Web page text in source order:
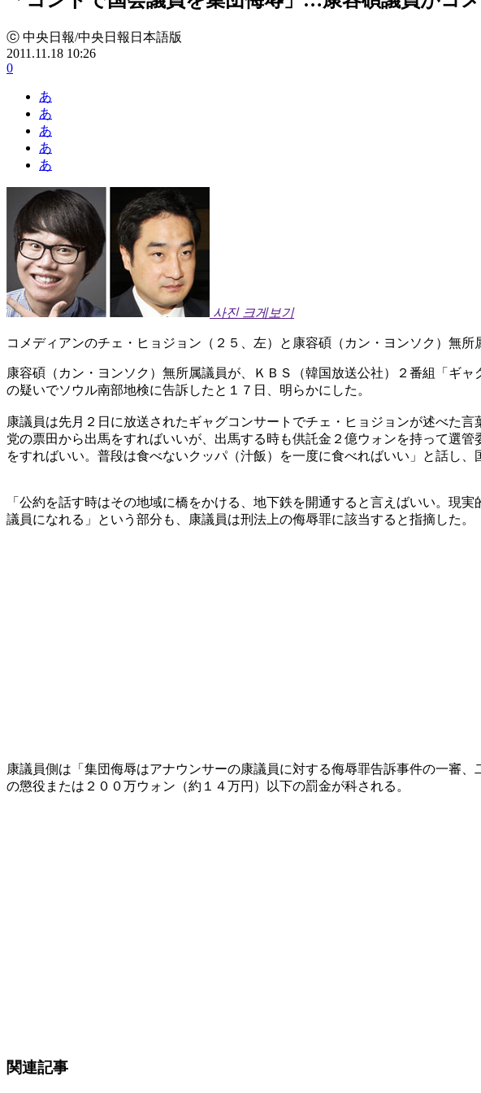
ⓒ 中央日報/中央日報日本語版
2011.11.18 10:26
0
あ
あ
あ
あ
あ
사진 크게보기
コメディアンのチェ・ヒョジョン（２５、左）と康容碩（カン・ヨンソク）無所
康容碩（カン・ヨンソク）無所属議員が、ＫＢＳ（韓国放送公社）２番組「ギ
の疑いでソウル南部地検に告訴したと１７日、明らかにした。
康議員は先月２日に放送されたギャグコンサートでチェ・ヒョジョンが述べた
党の票田から出馬をすればいいが、出馬する時も供託金２億ウォンを持って選
をすればいい。普段は食べないクッパ（汁飯）を一度に食べればいい」と話し、
「公約を話す時はその地域に橋をかける、地下鉄を開通すると言えばいい。
議員になれる」という部分も、康議員は刑法上の侮辱罪に該当すると指摘した。
康議員側は「集団侮辱はアナウンサーの康議員に対する侮辱罪告訴事件の一審
の懲役または２００万ウォン（約１４万円）以下の罰金が科される。
関連記事